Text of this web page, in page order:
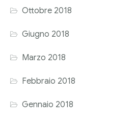
Ottobre 2018
Giugno 2018
Marzo 2018
Febbraio 2018
Gennaio 2018